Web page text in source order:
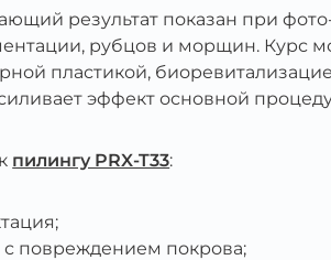
результат показан при
рубцов и морщин. Курс
пластикой,
эффект основной
пилингу PRX-T33:
повреждением покрова;